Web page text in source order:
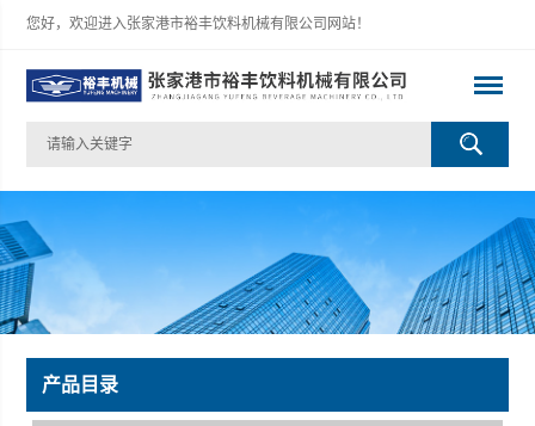
您好，欢迎进入张家港市裕丰饮料机械有限公司网站！
产品目录